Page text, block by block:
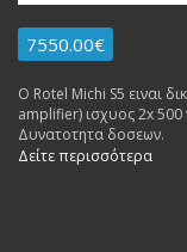
7550.00€
Ο Rotel Michi S5 ειναι
amplifier) ισχυος 2x
Δυνατοτητα δοσεων.
Δείτε περισσότερα